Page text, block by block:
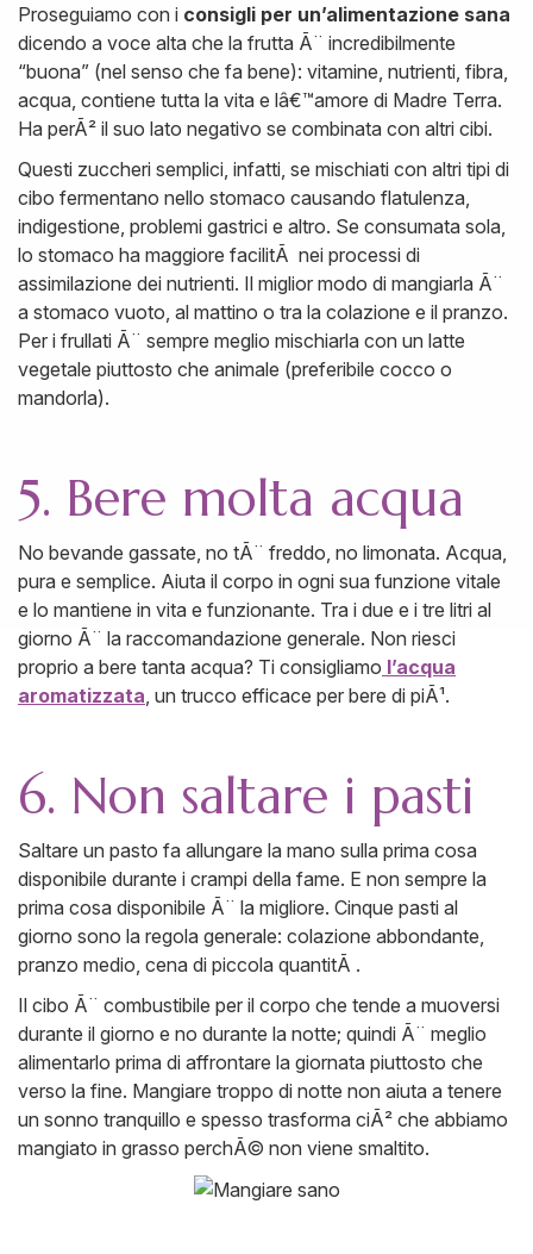
Proseguiamo con i consigli per un’alimentazione sana
dicendo a voce alta che la frutta Ã¨ incredibilmente
“buona” (nel senso che fa bene): vitamine, nutrienti, fibra,
acqua, contiene tutta la vita e lâ€™amore di Madre Terra.
Ha perÃ² il suo lato negativo se combinata con altri cibi.
Questi zuccheri semplici, infatti, se mischiati con altri tipi di
cibo fermentano nello stomaco causando flatulenza,
indigestione, problemi gastrici e altro. Se consumata sola,
lo stomaco ha maggiore facilitÃ nei processi di
assimilazione dei nutrienti. Il miglior modo di mangiarla Ã¨
a stomaco vuoto, al mattino o tra la colazione e il pranzo.
Per i frullati Ã¨ sempre meglio mischiarla con un latte
vegetale piuttosto che animale (preferibile cocco o
mandorla).
5. Bere molta acqua
No bevande gassate, no tÃ¨ freddo, no limonata. Acqua,
pura e semplice. Aiuta il corpo in ogni sua funzione vitale
e lo mantiene in vita e funzionante. Tra i due e i tre litri al
giorno Ã¨ la raccomandazione generale. Non riesci
proprio a bere tanta acqua? Ti consigliamo l’acqua
aromatizzata , un trucco efficace per bere di piÃ¹.
6. Non saltare i pasti
Saltare un pasto fa allungare la mano sulla prima cosa
disponibile durante i crampi della fame. E non sempre la
prima cosa disponibile Ã¨ la migliore. Cinque pasti al
giorno sono la regola generale: colazione abbondante,
pranzo medio, cena di piccola quantitÃ .
Il cibo Ã¨ combustibile per il corpo che tende a muoversi
durante il giorno e no durante la notte; quindi Ã¨ meglio
alimentarlo prima di affrontare la giornata piuttosto che
verso la fine. Mangiare troppo di notte non aiuta a tenere
un sonno tranquillo e spesso trasforma ciÃ² che abbiamo
mangiato in grasso perchÃ© non viene smaltito.